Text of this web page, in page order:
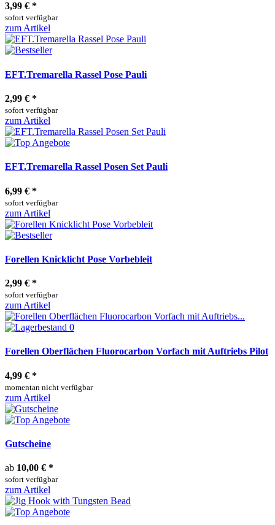
3,99 € *
sofort verfügbar
zum Artikel
EFT.Tremarella Rassel Pose Pauli
2,99 € *
sofort verfügbar
zum Artikel
EFT.Tremarella Rassel Posen Set Pauli
6,99 € *
sofort verfügbar
zum Artikel
Forellen Knicklicht Pose Vorbebleit
2,99 € *
sofort verfügbar
zum Artikel
Forellen Oberflächen Fluorocarbon Vorfach mit Auftriebs Pilot
4,99 € *
momentan nicht verfügbar
zum Artikel
Gutscheine
ab 10,00 € *
sofort verfügbar
zum Artikel